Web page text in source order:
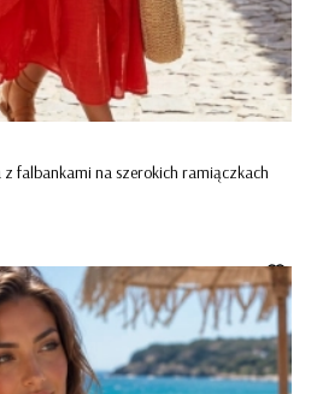
falbankami na szerokich ramiączkach